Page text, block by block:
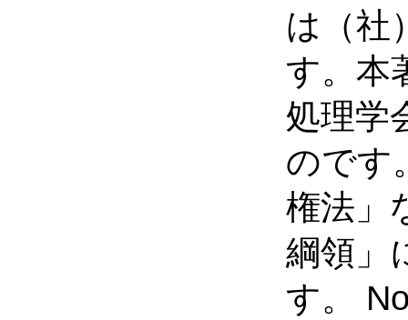
は（社
す。本
処理学
のです
権法」
綱領」
す。